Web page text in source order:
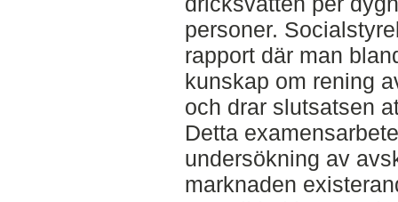
personer.
rapport där man
kunskap om rening
och drar slutsatsen
Detta
undersökning av
marknaden